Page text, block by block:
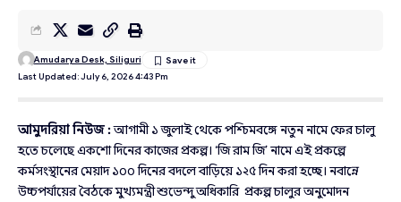
Last Updated: July 6, 2026 4:43 Pm
Amudarya Desk, Siliguri
আমুদরিয়া নিউজ :আগামী ১ জুলাই থেকে পশ্চিমবঙ্গে নতুন নামে ফের চালু
হতে চলেছে একশো দিনের কাজের প্রকল্প। ‘জি রাম জি’ নামে এই প্রকল্পে
কর্মসংস্থানের মেয়াদ ১০০ দিনের বদলে বাড়িয়ে ১২৫ দিন করা হচ্ছে। নবান্নে
উচ্চপর্যায়ের বৈঠকে মুখ্যমন্ত্রী শুভেন্দু অধিকারি প্রকল্প চালুর অনুমোদন